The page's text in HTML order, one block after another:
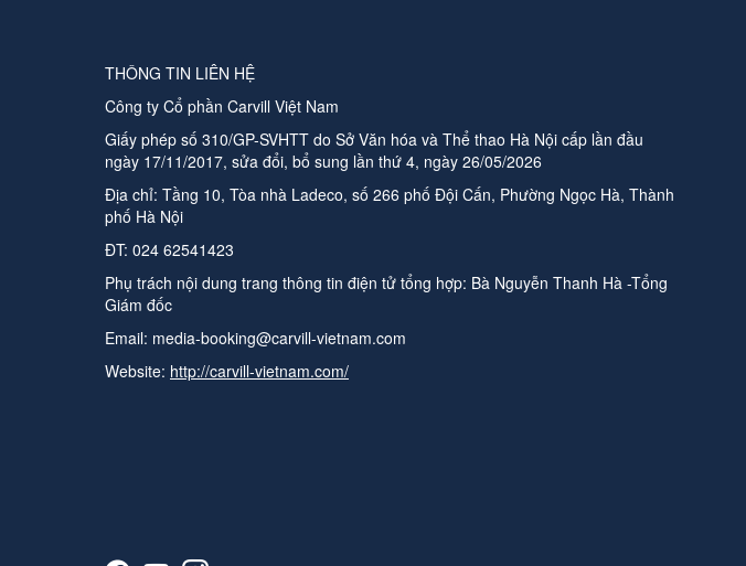
THÔNG TIN LIÊN HỆ
Công ty Cổ phần Carvill Việt Nam
Giấy phép số 310/GP-SVHTT do Sở Văn hóa và Thể thao Hà Nội cấp lần đầu
ngày 17/11/2017, sửa đổi, bổ sung lần thứ 4, ngày 26/05/2026
Địa chỉ: Tầng 10, Tòa nhà Ladeco, số 266 phố Đội Cấn, Phường Ngọc Hà, Thành
phố Hà Nội
ĐT: 024 62541423
Phụ trách nội dung trang thông tin điện tử tổng hợp: Bà Nguyễn Thanh Hà -Tổng
Giám đốc
Email: media-booking@carvill-vietnam.com
Website: http://carvill-vietnam.com/